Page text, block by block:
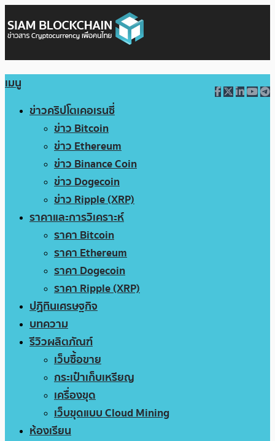
เมนู
ข่าวคริปโตเคอเรนซี่
ข่าว Bitcoin
ข่าว Ethereum
ข่าว Binance Coin
ข่าว Dogecoin
ข่าว Ripple (XRP)
ราคาและการวิเคราะห์
ราคา Bitcoin
ราคา Ethereum
ราคา Dogecoin
ราคา Ripple (XRP)
ปฏิทินเศรษฐกิจ
บทความ
รีวิวผลิตภัณฑ์
เว็บซื้อขาย
กระเป๋าเก็บเหรียญ
เครื่องขุด
เว็บขุดแบบ Cloud Mining
ห้องเรียน